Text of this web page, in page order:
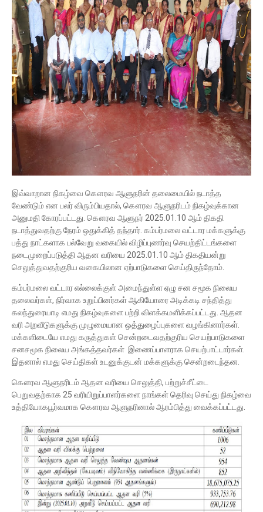
இவ்வாறான நிகழ்வை கௌரவ ஆளுநரின் தலைமையில் நடாத்த
வேண்டும் என பலர் விரும்பியதால், கௌரவ ஆளுநரிடம் நிகழ்வுக்கான
அனுமதி கோரப்பட்டது. கௌரவ ஆளுநர் 2025.01.10 ஆம் திகதி
நடாத்துவதற்கு நேரம் ஒதுக்கித் தந்தார். கம்பர்மலை வட்டார மக்களுக்கு
பத்து நாட்களாக பல்வேறு வகையில் விழிப்புணர்வு செயற்திட்டங்களை
நடைமுறைப்படுத்தி ஆதன வரியை 2025.01.10 ஆம் திகதியன்று
செலுத்துவதற்குரிய வகையிலான ஏற்பாடுகளை செய்திருந்தோம்.
கம்பர்மலை வட்டார எல்லைக்குள் அமைந்துள்ள ஏழு சன சமூக நிலைய
தலைவர்கள், நிர்வாக உறுப்பினர்கள் ஆகியோரை அடிக்கடி சந்தித்து
கலந்துரையாடி எமது நிகழ்வுகளை பற்றி விளக்கமளிக்கப்பட்டது. ஆதன
வரி அறவீடுகளுக்கு முழுமையான ஒத்துழைப்புகளை வழங்கினார்கள்.
மக்களிடையே எமது கருத்துகள் சென்றடைவதற்குரிய செயற்பாடுகளை
சனசமூக நிலைய அங்கத்தவர்கள் இணைப்பாளராக செயற்பாட்டார்கள்.
இதனால் எமது செய்திகள் உடனுக்குடன் மக்களுக்கு சென்றடைந்தன.
கௌரவ ஆளுநரிடம் ஆதன வரியை செலுத்தி, பற்றுச்சீட்டை
பெறுவதற்காக 25 வரியிறுப்பாளர்களை நாங்கள் தெரிவு செய்து நிகழ்வை
உத்தியோகபூர்வமாக கௌரவ ஆளுநரினால் ஆரம்பித்து வைக்கப்பட்டது.